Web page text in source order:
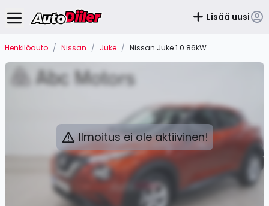
Lisää uusi
Henkilöauto / Nissan / Juke / Nissan Juke 1.0 86kW
Ilmoitus ei ole aktiivinen!